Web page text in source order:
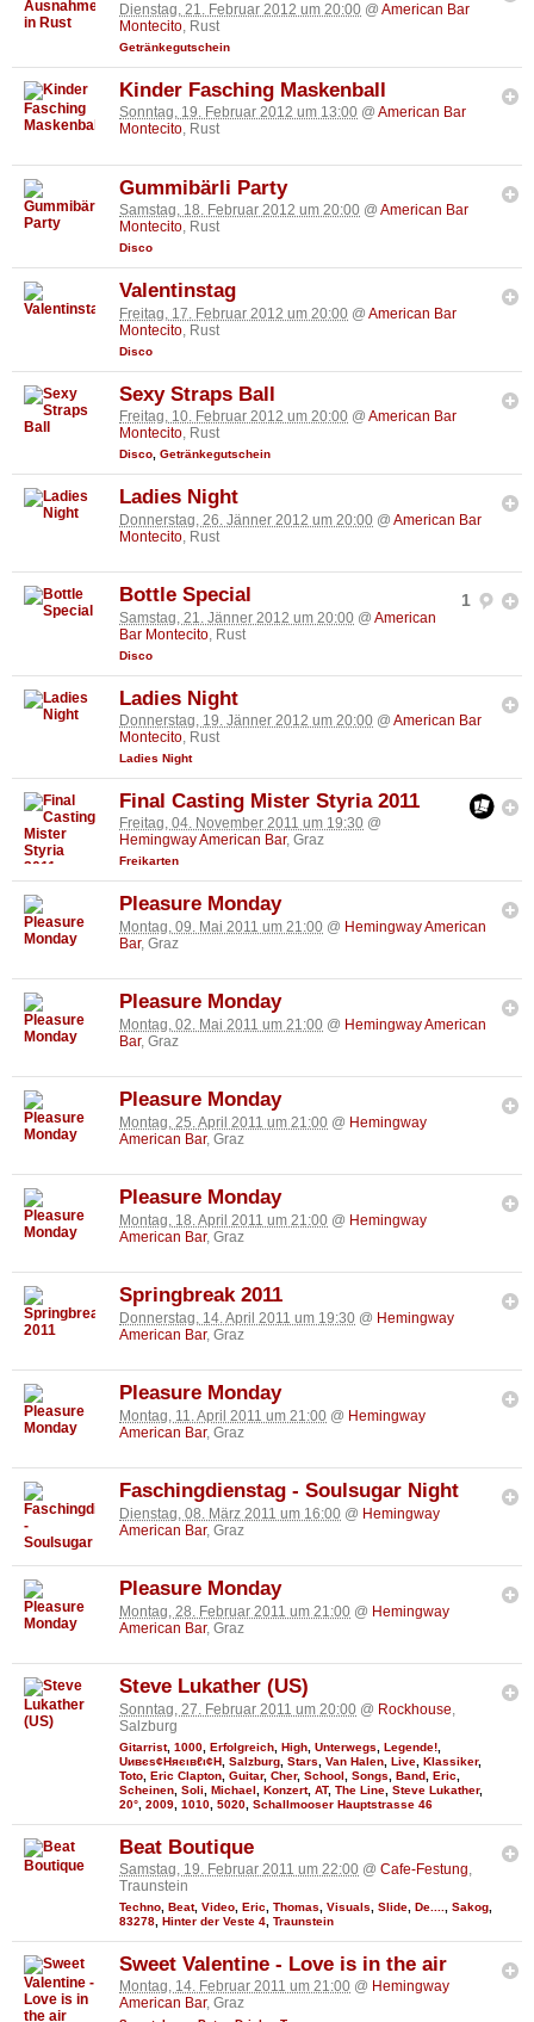
Dienstag, 21. Februar 2012 um 20:00 @ American Bar
Montecito, Rust
Getränkegutschein
Kinder Fasching Maskenball
Sonntag, 19. Februar 2012 um 13:00 @ American Bar
Montecito, Rust
Gummibärli Party
Samstag, 18. Februar 2012 um 20:00 @ American Bar
Montecito, Rust
Disco
Valentinstag
Freitag, 17. Februar 2012 um 20:00 @ American Bar
Montecito, Rust
Disco
Sexy Straps Ball
Freitag, 10. Februar 2012 um 20:00 @ American Bar
Montecito, Rust
Disco Getränkegutschein
Ladies Night
Donnerstag, 26. Jänner 2012 um 20:00 @ American Bar
Montecito , Rust
1
Bottle Special
Samstag, 21. Jänner 2012 um 20:00 @ American
Bar Montecito , Rust
Disco
Ladies Night
Donnerstag, 19. Jänner 2012 um 20:00 @ American Bar
Montecito, Rust
Ladies Night
Final Casting Mister Styria 2011
Freitag, 04. November 2011 um 19:30 @
Hemingway American Bar, Graz
Freikarten
Pleasure Monday
Montag, 09. Mai 2011 um 21:00 @ Hemingway American
Bar, Graz
Pleasure Monday
Montag, 02. Mai 2011 um 21:00 @ Hemingway American
Bar, Graz
Pleasure Monday
Montag, 25. April 2011 um 21:00 @ Hemingway
American Bar, Graz
Pleasure Monday
Montag, 18. April 2011 um 21:00 @ Hemingway
American Bar, Graz
Springbreak 2011
Donnerstag, 14. April 2011 um 19:30 @ Hemingway
American Bar, Graz
Pleasure Monday
Montag, 11. April 2011 um 21:00 @ Hemingway
American Bar, Graz
Faschingdienstag - Soulsugar Night
Dienstag, 08. März 2011 um 16:00 @ Hemingway
American Bar, Graz
Pleasure Monday
Montag, 28. Februar 2011 um 21:00 @ Hemingway
American Bar, Graz
Steve Lukather (US)
Sonntag, 27. Februar 2011 um 20:00 @ Rockhouse
Salzburg
Gitarrist, 1000 Erfolgreich High Unterwegs Legende!
Uивєs¢Няєιвℓι¢Н Salzburg Stars Van Halen Live Klassiker,
Toto Eric Clapton Guitar, Cher, School Songs Band Eric
Scheinen Soli Michael Konzert, AT, The Line Steve Lukather,
20° 2009 1010 5020 Schallmooser Hauptstrasse 46
Beat Boutique
Samstag, 19. Februar 2011 um 22:00 @ Cafe-Festung,
Traunstein
Techno Beat, Video Eric Thomas Visuals Slide De.... Sakog
83278 Hinter der Veste 4 Traunstein
Sweet Valentine - Love is in the air
Montag, 14. Februar 2011 um 21:00 @ Hemingway
American Bar, Graz